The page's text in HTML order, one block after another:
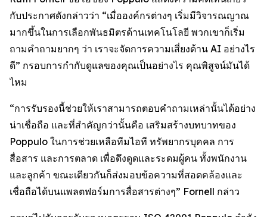
กับประกาศดังกล่าวว่า “เมื่อองค์กรต่างๆ เริ่มมีวิจารณญาณ
มากขึ้นในการเลือกพันธมิตรด้านเทคโนโลยี พวกเขาก็เริ่ม
ถามคำถามยากๆ ว่า เราจะจัดการความเสี่ยงด้าน AI อย่างไร
ดี” กรอบการกำกับดูแลของคุณเป็นอย่างไร คุณพิสูจน์มันได้
ไหม
“การรับรองนี้ช่วยให้เราสามารถตอบคำถามเหล่านั้นได้อย่าง
น่าเชื่อถือ และที่สำคัญกว่านั้นคือ เสริมสร้างบทบาทของ
Poppulo ในการช่วยเหลือทีมไอที ทรัพยากรบุคคล การ
สื่อสาร และการตลาด เพื่อดึงดูดและระดมผู้คน ทั้งพนักงาน
และลูกค้า ขณะเดียวกันก็ส่งมอบข้อความที่สอดคล้องและ
เชื่อถือได้บนแพลตฟอร์มการสื่อสารต่างๆ” Fornell กล่าว